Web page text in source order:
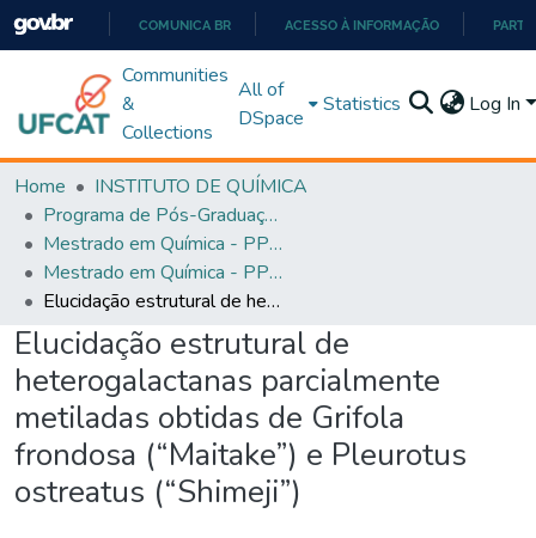
PARA
O
COMUNICA BR ACESSO À INFORMAÇÃO
Communities
&
Collections
All of
DSpace
Statistics Log In
Home
INSTITUTO DE QUÍMICA
Programa de Pós-Graduação em Química - PPGQ
Mestrado em Química - PPGQ
Mestrado em Química - PPGQ
Elucidação estrutural de heterogalactanas parcialmente metiladas obtidas de Grifola frondosa (“Maitake”) e Pleurotus ostreatus (“Shimeji”)
Elucidação estrutural de
heterogalactanas parcialmente
metiladas obtidas de Grifola
frondosa (“Maitake”) e Pleurotus
ostreatus (“Shimeji”)